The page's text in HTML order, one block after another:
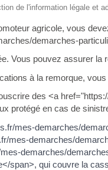
de l'information légale et
agricole, vous
demarches-
Vous pouvez assurer
à la remorque,
des <a
protégé en cas de
mes-demarches/
mes-demarches/
demarches/
span>, qui couvre la